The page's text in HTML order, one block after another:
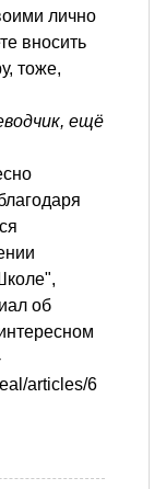
лично
вносить
тоже,
ещё
об
articles/6